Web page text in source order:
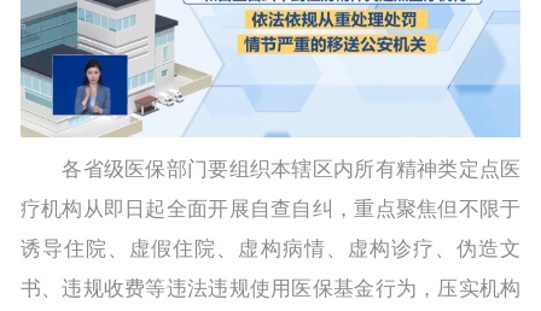
各省级医保部门要组织本辖区内所有精神类定点医
疗机构从即日起全面开展自查自纠，重点聚焦但不限于
诱导住院、虚假住院、虚构病情、虚构诊疗、伪造文
书、违规收费等违法违规使用医保基金行为，压实机构